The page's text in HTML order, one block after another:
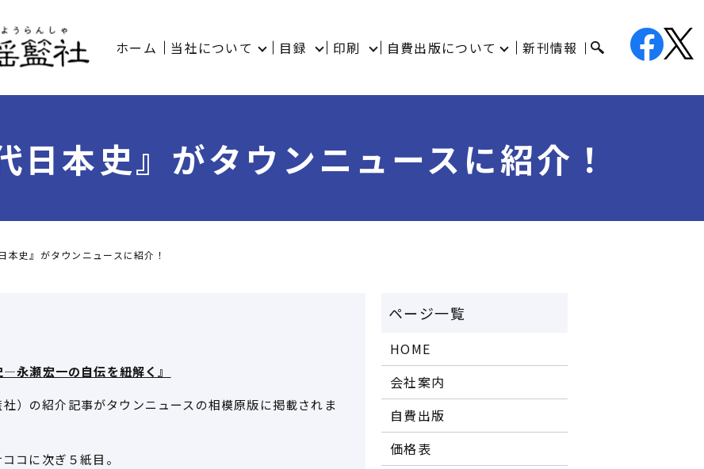
ホーム 当社について 目録 印刷 自費出版について 新刊情報
日本史』がタウンニュースに紹介！
本史』がタウンニュースに紹介！
―永瀬宏一の自伝を紐解く』
）の紹介記事がタウンニュースの相模原版に掲載されま
コに次ぎ５紙目。
HOME
会社案内
自費出版
価格表